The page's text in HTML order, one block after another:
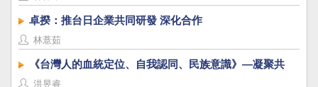
卓揆：推台日企業共同研發 深化合作
林薏茹
《台灣人的血統定位、自我認同、民族意識》—凝聚共
識，建立台灣國族認同
洪昱睿